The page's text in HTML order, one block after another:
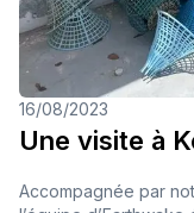
16/08/2023
Une visite à
Accompagnée par